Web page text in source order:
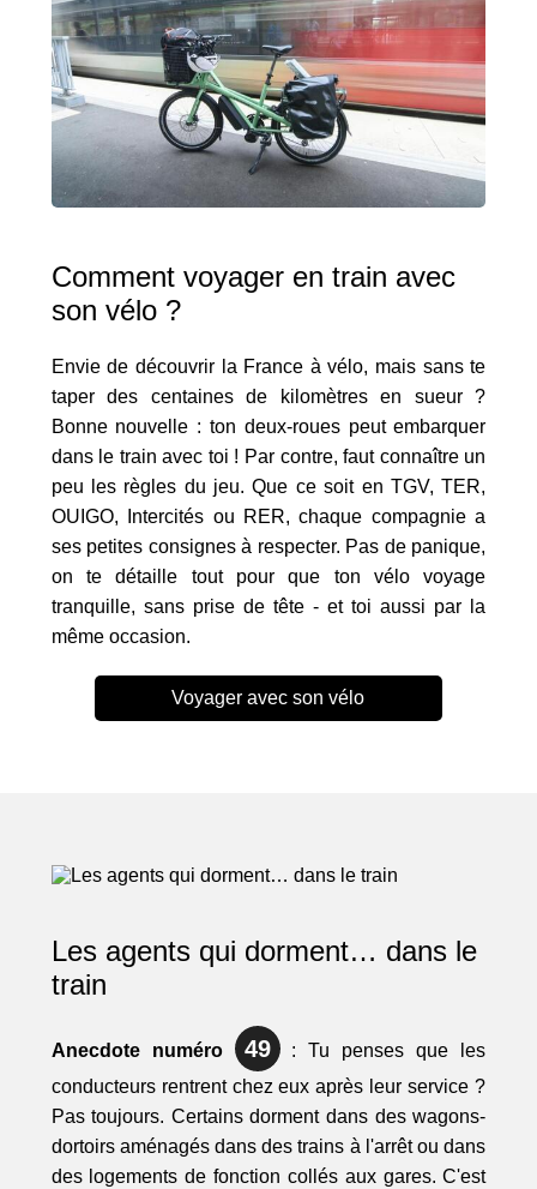
Comment voyager en train avec
son vélo ?
Envie de découvrir la France à vélo, mais sans te
taper des centaines de kilomètres en sueur ?
Bonne nouvelle : ton deux-roues peut embarquer
dans le train avec toi ! Par contre, faut connaître un
peu les règles du jeu. Que ce soit en TGV, TER,
OUIGO, Intercités ou RER, chaque compagnie a
ses petites consignes à respecter. Pas de panique,
on te détaille tout pour que ton vélo voyage
tranquille, sans prise de tête - et toi aussi par la
même occasion.
Voyager avec son vélo
Les agents qui dorment… dans le
train
Anecdote numéro 49 : Tu penses que les
conducteurs rentrent chez eux après leur service ?
Pas toujours. Certains dorment dans des wagons-
dortoirs aménagés dans des trains à l'arrêt ou dans
des logements de fonction collés aux gares. C'est